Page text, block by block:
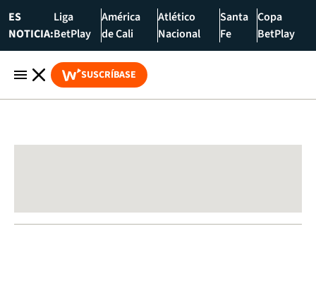
ES
NOTICIA:
Liga
BetPlay
América
de Cali
Atlético
Nacional
Santa
Fe
Copa
BetPlay
SUSCRÍBASE